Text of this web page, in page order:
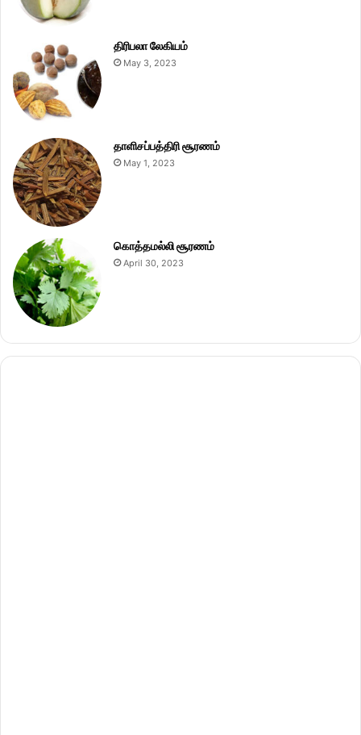
திரிபலா லேகியம்
May 3, 2023
தாளிசப்பத்திரி சூரணம்
May 1, 2023
கொத்தமல்லி சூரணம்
April 30, 2023